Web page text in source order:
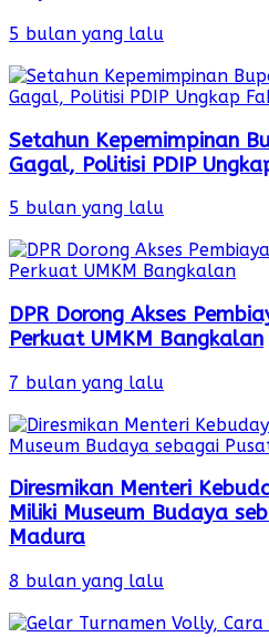
5 bulan yang lalu
Setahun Kepemimpinan
Gagal, Politisi PDIP
5 bulan yang lalu
DPR Dorong Akses
Perkuat UMKM Bangkalan
7 bulan yang lalu
Diresmikan Menteri
Miliki Museum Budaya
Madura
8 bulan yang lalu